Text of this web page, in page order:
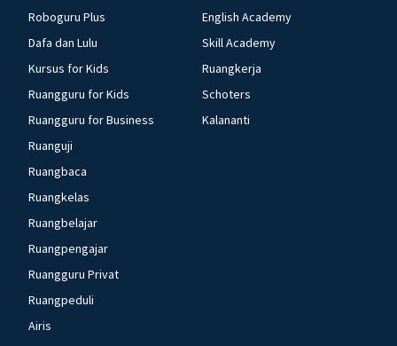
Roboguru Plus
Dafa dan Lulu
Kursus for Kids
Ruangguru for Kids
Ruangguru for Business
Ruanguji
Ruangbaca
Ruangkelas
Ruangbelajar
Ruangpengajar
Ruangguru Privat
Ruangpeduli
Airis
English Academy
Skill Academy
Ruangkerja
Schoters
Kalananti